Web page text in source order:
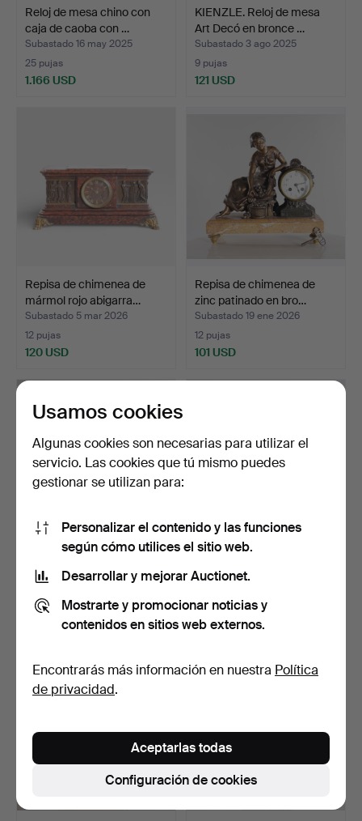
Reloj de mesa chino con
caja de caoba con …
Subastado 16 may 2025
25 pujas
1.166 USD
KIENZLE. Reloj de mesa
Art Decó en bronce …
Subastado 3 ago 2025
9 pujas
121 USD
Repisa de chimenea de
mármol rojo abigarra…
Subastado 5 mar 2026
12 pujas
120 USD
Repisa de chimenea de
zinc patinado en bro…
Subastado 19 ene 2026
12 pujas
101 USD
Chimenea de bronce
dorado, adornada con un…
5 pujas
78 USD
Reloj de viaje francés en
funda de piel, m…
3 pujas
62 USD
Usamos cookies
Algunas cookies son necesarias para utilizar el
servicio. Las cookies que tú mismo puedes
gestionar se utilizan para:
Personalizar el contenido y las funciones
según cómo utilices el sitio web.
Desarrollar y mejorar Auctionet.
Mostrarte y promocionar noticias y
contenidos en sitios web externos.
Encontrarás más información en nuestra Política
de privacidad.
Configuración de cookies
Aceptarlas todas